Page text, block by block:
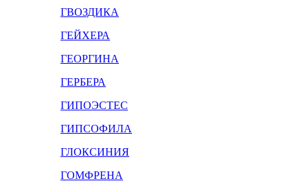
ГВОЗДИКА
ГЕЙХЕРА
ГЕОРГИНА
ГЕРБЕРА
ГИПОЭСТЕС
ГИПСОФИЛА
ГЛОКСИНИЯ
ГОМФРЕНА